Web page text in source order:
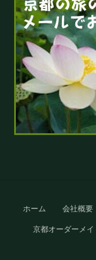
Site
Footer
ホーム 会社概要
京都オーダーメイ